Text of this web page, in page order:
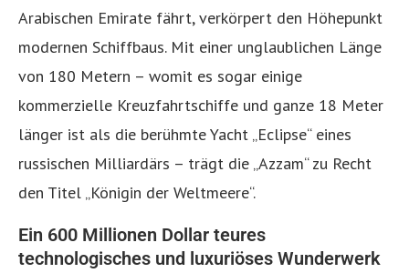
Arabischen Emirate fährt, verkörpert den Höhepunkt
modernen Schiffbaus. Mit einer unglaublichen Länge
von 180 Metern – womit es sogar einige
kommerzielle Kreuzfahrtschiffe und ganze 18 Meter
länger ist als die berühmte Yacht „Eclipse“ eines
russischen Milliardärs – trägt die „Azzam“ zu Recht
den Titel „Königin der Weltmeere“.
Ein 600 Millionen Dollar teures
technologisches und luxuriöses Wunderwerk